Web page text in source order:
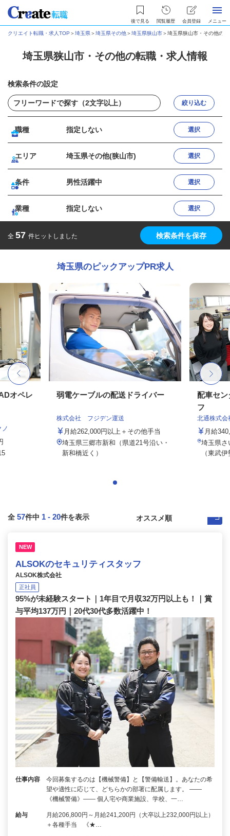
後で見る 閲覧履歴 会員登録 メニュー
クリエイト転職・求人TOP ＞埼玉県＞埼玉県その他＞埼玉県狭山市＞埼玉県狭山市・その他の
埼玉県狭山市・その他の転職・求人情報
検索条件の設定
絞り込む
職種 指定しない 選択
エリア 埼玉県その他(狭山市) 選択
条件 男性活躍中 選択
業種 指定しない 選択
全 57 件ヒットしました 検索条件を保存
埼玉県のピックアップPR求人
オペレ
ノ
弱電ケーブルの配送ドライバー
株式会社 フジデン運送
月給262,000円以上＋その他手当
埼玉県三郷市新和（県道21号沿い・
新和橋近く）
配車セン
フ
北通株式会
月給
埼玉県さ
（東武
全 57件中 1 - 20件を表示
NEW
ALSOKのセキュリティスタッフ
ALSOK株式会社
正社員
95%が未経験スタート｜1年目で月収32万円以上も！｜賞
与平均137万円｜20代30代多数活躍中！
仕事内容
今回募集するのは【機械警備】と【警備輸送】。あなたの希
望や適性に応じて、どちらかの部署に配属します。 ――
《機械警備》―― 個人宅や商業施設、学校、一…
給与
月給206,800円～月給241,200円（大卒以上232,000円以上）
＋各種手当 《★…